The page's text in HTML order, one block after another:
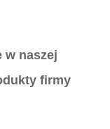
w naszej
firmy